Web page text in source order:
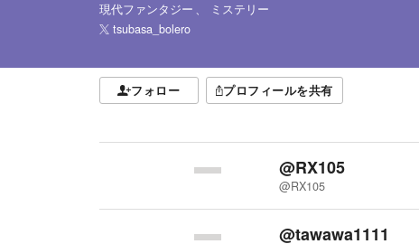
現代ファンタジー
ミステリー
tsubasa_bolero
フォロー プロフィールを共有
@RX105
@RX105
@tawawa1111